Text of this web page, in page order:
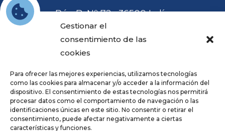
Gestionar el
consentimiento de las
cookies
Para ofrecer las mejores experiencias, utilizamos tecnologías
como las cookies para almacenar y/o acceder a la información del
dispositivo. El consentimiento de estas tecnologías nos permitirá
procesar datos como el comportamiento de navegación o las
identificaciones únicas en este sitio. No consentir o retirar el
consentimiento, puede afectar negativamente a ciertas
características y funciones.
Rúa B, Nº 72 · 36500 Lalín
Tel. 988 27 28 41
Emailfga@fga.es
Hora local: